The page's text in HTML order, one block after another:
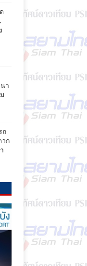
า
ถ
วก